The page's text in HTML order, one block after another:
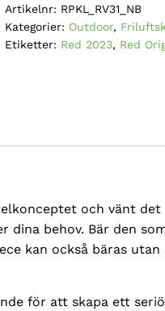
Revolution,
tre-
Artikelnr: RPKL_RV31_NB
Kategorier: Outdoor,
Etiketter: Red 2023, Red
och vänt det
behov. Bär den
kan också bäras
för att skapa ett